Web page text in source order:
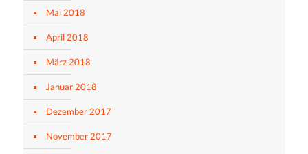
Mai 2018
April 2018
März 2018
Januar 2018
Dezember 2017
November 2017